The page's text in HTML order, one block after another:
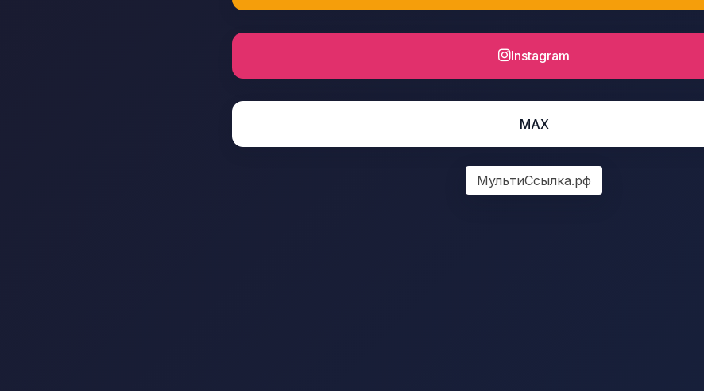
Instagram
MAX
МультиСсылка.рф